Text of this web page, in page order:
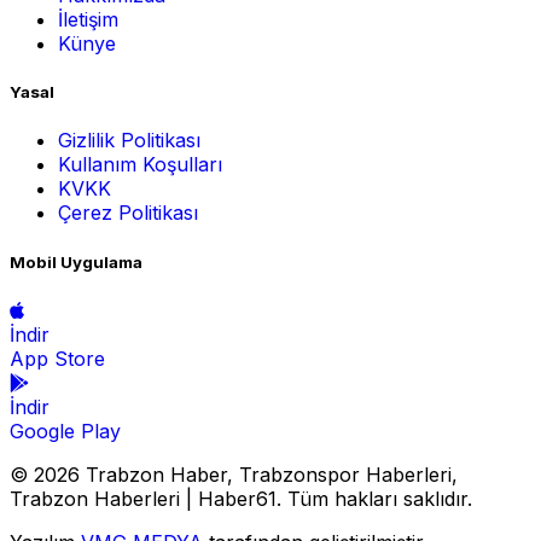
İletişim
Künye
Yasal
Gizlilik Politikası
Kullanım Koşulları
KVKK
Çerez Politikası
Mobil Uygulama
İndir
App Store
İndir
Google Play
© 2026 Trabzon Haber, Trabzonspor Haberleri,
Trabzon Haberleri | Haber61. Tüm hakları saklıdır.